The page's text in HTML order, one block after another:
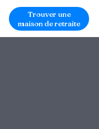
Trouver une
maison de retraite